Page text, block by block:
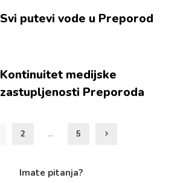
Svi putevi vode u Preporod
Kontinuitet medijske
zastupljenosti Preporoda
2 … 5
Imate pitanja?